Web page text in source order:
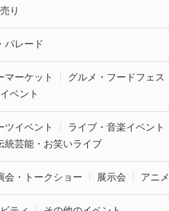
り
パレード
マーケット
グルメ・フードフェス
ベント
ツイベント
ライブ・音楽イベント
統芸能・お笑いライブ
会・トークショー 展示会 アニ